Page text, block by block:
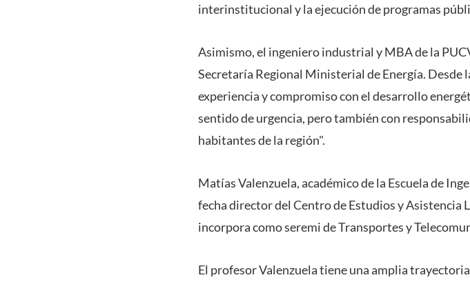
interinstitucional y la ejecución de programas
Asimismo, el ingeniero industrial y MBA de la
Secretaría Regional Ministerial de Energía. Desde
experiencia y compromiso con el desarrollo
sentido de urgencia, pero también con
habitantes de la región".
Matías Valenzuela, académico de la Escuela de
fecha director del Centro de Estudios y Asistencia
incorpora como seremi de Transportes y
El profesor Valenzuela tiene una amplia